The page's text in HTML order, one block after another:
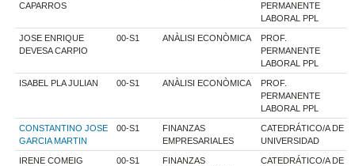
CAPARROS
PERMANENTE
LABORAL PPL
JOSE ENRIQUE
DEVESA CARPIO
00-S1 ANÀLISI ECONÒMICA
PROF.
PERMANENTE
LABORAL PPL
ISABEL PLA JULIAN 00-S1 ANÀLISI ECONÒMICA
PROF.
PERMANENTE
LABORAL PPL
CONSTANTINO JOSE
GARCIA MARTIN
00-S1
FINANZAS
EMPRESARIALES
CATEDRÁTICO/A DE
UNIVERSIDAD
IRENE COMEIG
00-S1
FINANZAS
CATEDRÁTICO/A DE